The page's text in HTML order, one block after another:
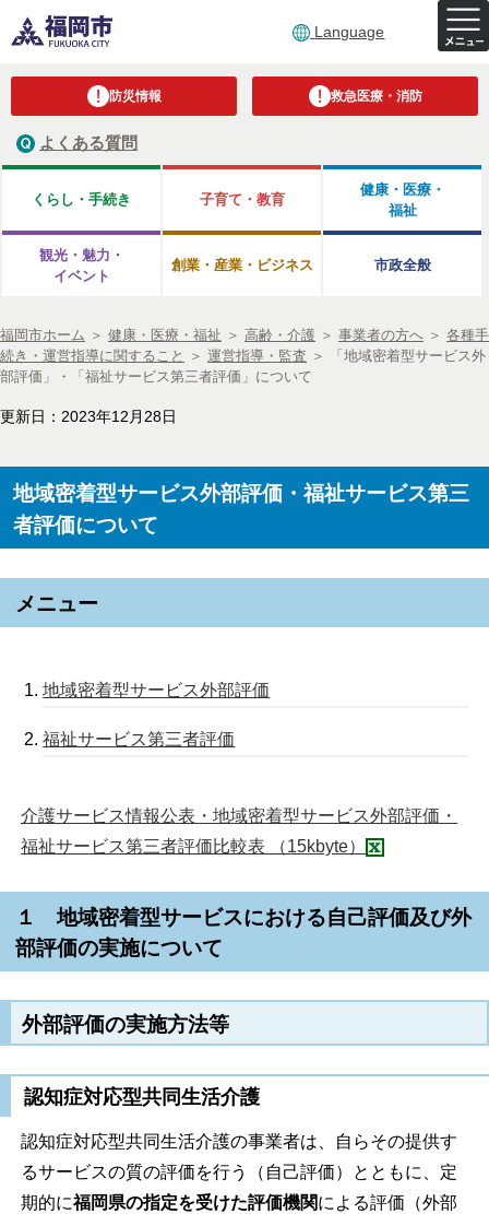
Language
防災情報 救急医療・消防
よくある質問
くらし・手続き 子育て・教育
健康・医療・
福祉
観光・魅力・
イベント
創業・産業・ビジネス 市政全般
福岡市ホーム ＞ 健康・医療・福祉 ＞ 高齢・介護 ＞ 事業者の方へ ＞ 各種手
続き・運営指導に関すること
＞ 運営指導・監査 ＞
「地域密着型サービス外
部評価」・「福祉サービス第三者評価」について
更新日：2023年12月28日
地域密着型サービス外部評価・福祉サービス第三
者評価について
メニュー
地域密着型サービス外部評価
福祉サービス第三者評価
介護サービス情報公表・地域密着型サービス外部評価・
福祉サービス第三者評価比較表 （15kbyte）
１ 地域密着型サービスにおける自己評価及び外
部評価の実施について
外部評価の実施方法等
認知症対応型共同生活介護
認知症対応型共同生活介護の事業者は、自らその提供す
るサービスの質の評価を行う（自己評価）とともに、定
期的に福岡県の指定を受けた評価機関による評価（外部